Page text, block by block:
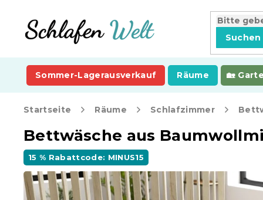
springen
Suchen
Sommer-Lagerausverkauf Räume
Startseite Räume Schlafzimmer
Bettwäsche aus
15 % Rabattcode: MINUS15